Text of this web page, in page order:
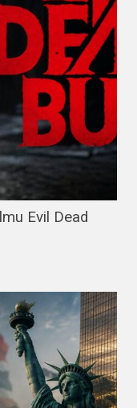
Evil Dead